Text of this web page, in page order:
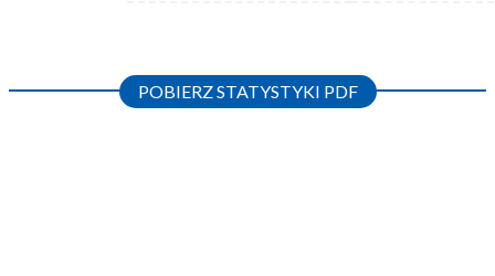
POBIERZ STATYSTYKI PDF